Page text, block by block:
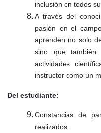
inclusión en todos
A través del
pasión en el
aprenden no solo
sino que
actividades
instructor como un
Del estudiante:
Constancias de
realizados.